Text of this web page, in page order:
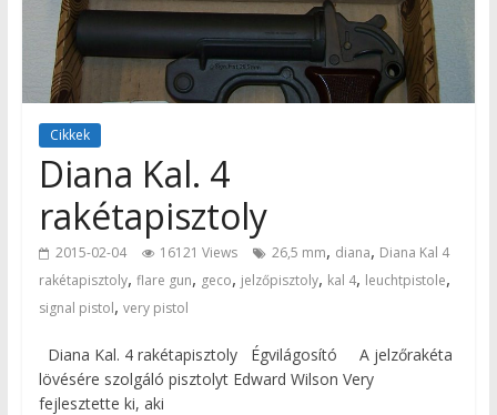
Cikkek
Diana Kal. 4
rakétapisztoly
2015-02-04 16121 Views 26,5 mm, diana, Diana Kal 4
rakétapisztoly, flare gun, geco, jelzőpisztoly, kal 4, leuchtpistole,
signal pistol, very pistol
Diana Kal. 4 rakétapisztoly Égvilágosító A jelzőrakéta
lövésére szolgáló pisztolyt Edward Wilson Very
fejlesztette ki, aki